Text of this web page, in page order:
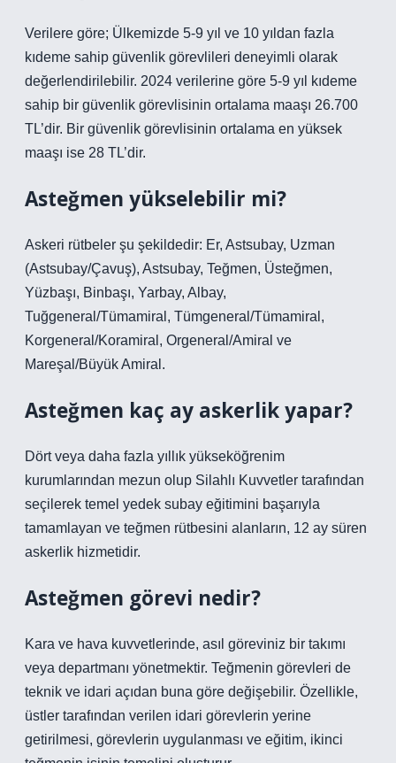
Verilere göre; Ülkemizde 5-9 yıl ve 10 yıldan fazla
kıdeme sahip güvenlik görevlileri deneyimli olarak
değerlendirilebilir. 2024 verilerine göre 5-9 yıl kıdeme
sahip bir güvenlik görevlisinin ortalama maaşı 26.700
TL’dir. Bir güvenlik görevlisinin ortalama en yüksek
maaşı ise 28 TL’dir.
Asteğmen yükselebilir mi?
Askeri rütbeler şu şekildedir: Er, Astsubay, Uzman
(Astsubay/Çavuş), Astsubay, Teğmen, Üsteğmen,
Yüzbaşı, Binbaşı, Yarbay, Albay,
Tuğgeneral/Tümamiral, Tümgeneral/Tümamiral,
Korgeneral/Koramiral, Orgeneral/Amiral ve
Mareşal/Büyük Amiral.
Asteğmen kaç ay askerlik yapar?
Dört veya daha fazla yıllık yükseköğrenim
kurumlarından mezun olup Silahlı Kuvvetler tarafından
seçilerek temel yedek subay eğitimini başarıyla
tamamlayan ve teğmen rütbesini alanların, 12 ay süren
askerlik hizmetidir.
Asteğmen görevi nedir?
Kara ve hava kuvvetlerinde, asıl göreviniz bir takımı
veya departmanı yönetmektir. Teğmenin görevleri de
teknik ve idari açıdan buna göre değişebilir. Özellikle,
üstler tarafından verilen idari görevlerin yerine
getirilmesi, görevlerin uygulanması ve eğitim, ikinci